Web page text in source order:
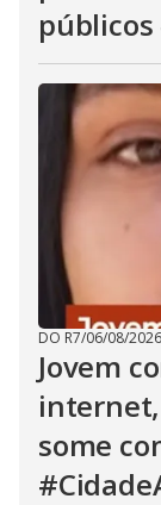
DO R7/06/08/2026
Jovem
some